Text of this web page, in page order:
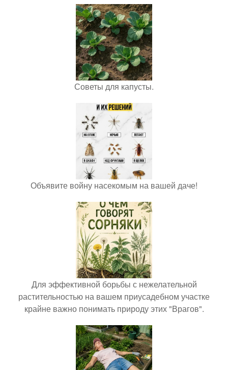
Советы для капусты.
Объявите войну насекомым на вашей даче!
Для эффективной борьбы с нежелательной
растительностью на вашем приусадебном участке
крайне важно понимать природу этих "Врагов".